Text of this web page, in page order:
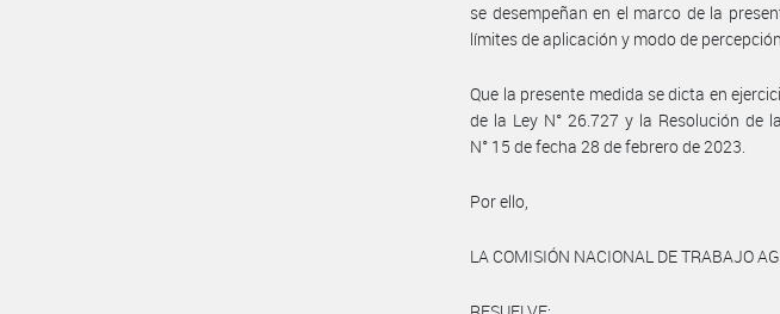
se desempeñan en el marco de la
límites de aplicación y modo de
Que la presente medida se dicta en
de la Ley N° 26.727 y la Resolución de
N° 15 de fecha 28 de febrero de 2023.
Por ello,
LA COMISIÓN NACIONAL DE TRABAJO